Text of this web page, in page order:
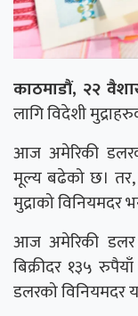
काठमाडौं, २२
लागि विदेशी
आज अमेरिकी
मूल्य बढेको छ। तर,
मुद्राको विनियमदर
आज अमेरिकी
बिक्रीदर १३५
डलरको विनियमदर